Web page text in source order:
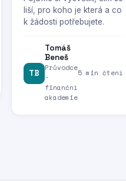
liší, pro koho je která a co
k žádosti potřebujete.
TB
Tomáš
Beneš
Průvodce
·
finanční
akademie
5 min čtení